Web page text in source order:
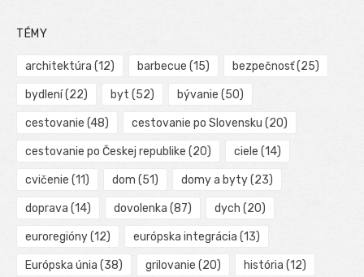
TÉMY
architektúra (12) barbecue (15) bezpečnosť(25)
bydlení(22) byt (52) bývanie (50)
cestovanie (48) cestovanie po Slovensku (20)
cestovanie po Českej republike (20) ciele (14)
cvičenie (11) dom (51) domy a byty(23)
doprava (14) dovolenka (87) dych (20)
euroregióny(12) európska integrácia (13)
Európska únia (38) grilovanie (20) história (12)